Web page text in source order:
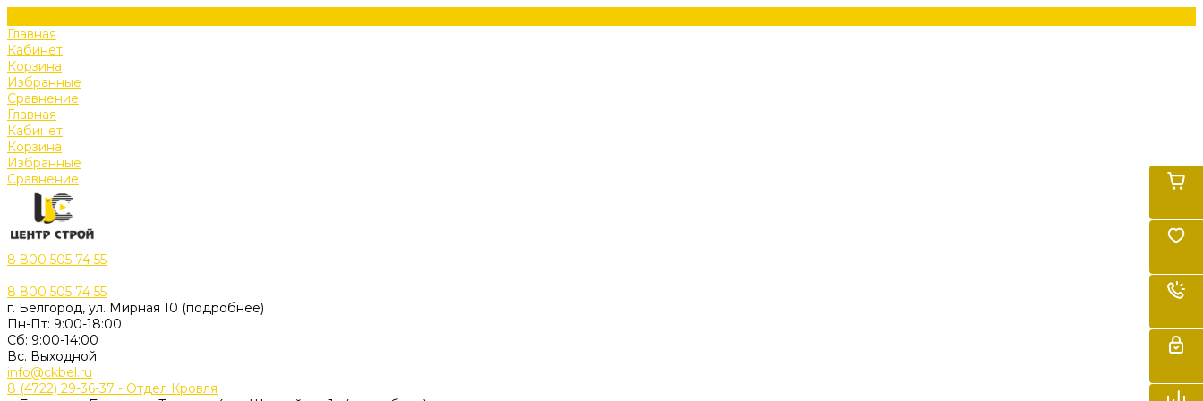
Главная
Кабинет
Корзина
Избранные
Сравнение
Главная
Кабинет
Корзина
Избранные
Сравнение
8 800 505 74 55
8 800 505 74 55
г. Белгород, ул. Мирная 10 (подробнее)
Пн-Пт: 9:00-18:00
Cб: 9:00-14:00
Вс. Выходной
info@ckbel.ru
8 (4722) 29-36-37 - Отдел Кровля